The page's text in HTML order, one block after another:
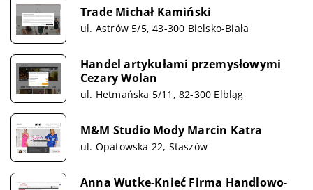
Trade Michał Kamiński
ul. Astrów 5/5, 43-300 Bielsko-Biała
Handel artykułami przemysłowymi
Cezary Wolan
ul. Hetmańska 5/11, 82-300 Elbląg
M&M Studio Mody Marcin Katra
ul. Opatowska 22, Staszów
Anna Wutke-Knieć Firma Handlowo-